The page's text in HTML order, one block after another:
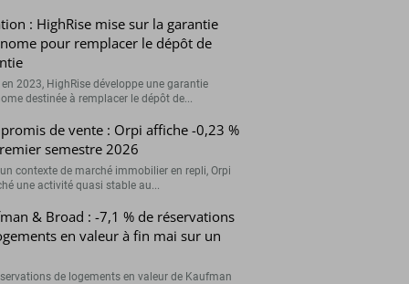
: HighRise mise sur la garantie
pour remplacer le dépôt de
en 2023, HighRise développe une garantie
destinée à remplacer le dépôt de...
de vente : Orpi affiche -0,23 %
semestre 2026
contexte de marché immobilier en repli, Orpi
une activité quasi stable au...
& Broad : -7,1 % de réservations
en valeur à fin mai sur un
de logements en valeur de Kaufman